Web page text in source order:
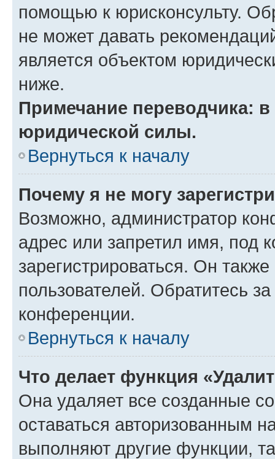
помощью к юрисконсульту.
не может давать
является объектом
ниже.
Примечание переводчика:
юридической силы.
Вернуться к началу
Почему я не могу
Возможно, администратор
адрес или запретил имя, под
зарегистрироваться. Он
пользователей. Обратитесь
конференции.
Вернуться к началу
Что делает функция
Она удаляет все созданные
оставаться авторизованным
выполняют другие функции,